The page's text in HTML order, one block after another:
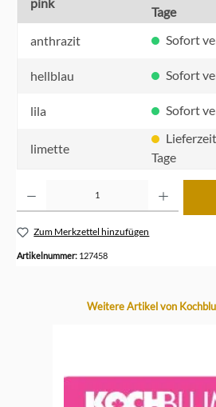
Tage
anthrazit Sofort
hellblau Sofort
lila Sofort
limette
Tage
Zum Merkzettel hinzufügen
Artikelnummer: 127458
Produktgalerie überspringen
Weitere Artikel von